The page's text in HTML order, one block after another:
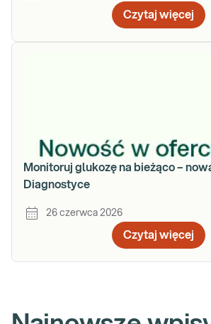
Czytaj więcej
Monitoruj glukozę na bieżąco –
Diagnostyce
26 czerwca 2026
Czytaj więcej